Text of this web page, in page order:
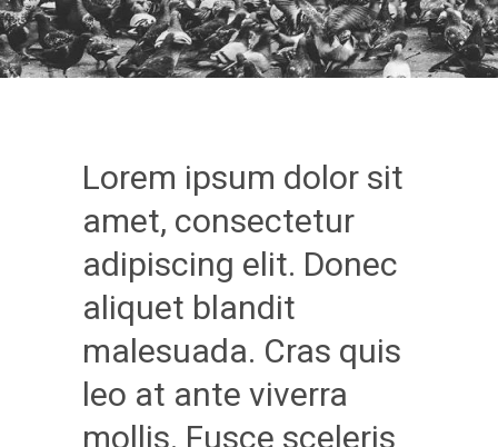
Lorem ipsum dolor sit
amet, consectetur
adipiscing elit. Donec
aliquet blandit
malesuada. Cras quis
leo at ante viverra
mollis. Fusce sceleris